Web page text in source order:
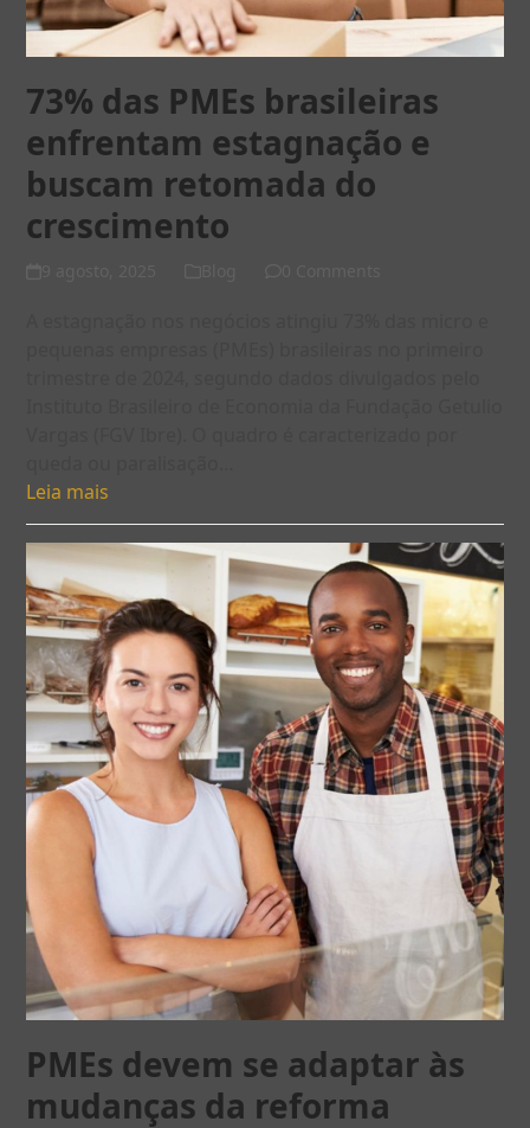
73% das PMEs brasileiras
enfrentam estagnação e
buscam retomada do
crescimento
Leia mais
PMEs devem se adaptar às
mudanças da reforma